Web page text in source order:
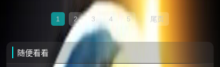
1 2 3 4 5 尾页
随便看看